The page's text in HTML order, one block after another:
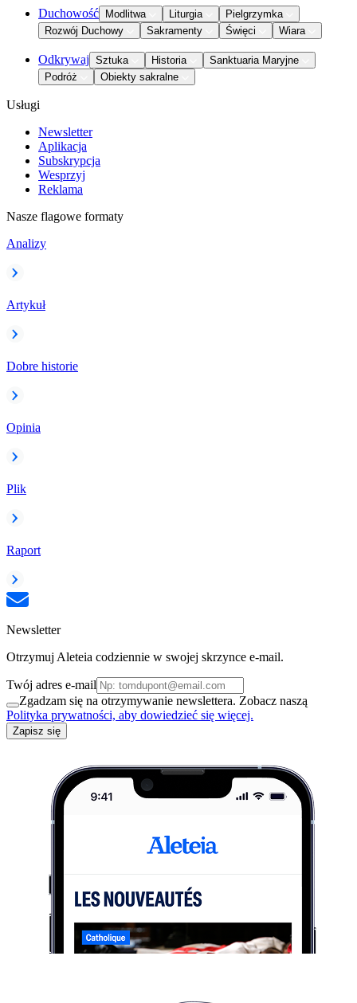
Duchowość Modlitwa Liturgia
Pielgrzymka
Rozwój Duchowy
Sakramenty Święci Wiara
Odkrywaj Sztuka Historia
Sanktuaria Maryjne
Podróż
Obiekty sakralne
Usługi
Newsletter
Aplikacja
Subskrypcja
Wesprzyj
Reklama
Nasze flagowe formaty
Analizy
Artykuł
Dobre historie
Opinia
Plik
Raport
Newsletter
Otrzymuj Aleteia codziennie w swojej skrzynce e-mail.
Twój adres e-mail
Zgadzam się na otrzymywanie newslettera. Zobacz naszą
Polityka prywatności, aby dowiedzieć się więcej.
Zapisz się